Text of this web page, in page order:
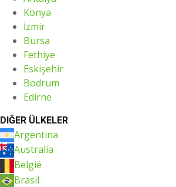
Konya
İzmir
Bursa
Fethiye
Eskişehir
Bodrum
Edirne
DIĞER ÜLKELER
Argentina
Australia
België
Brasil